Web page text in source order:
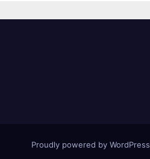
Proudly powered by WordPress